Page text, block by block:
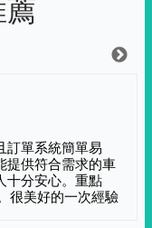
訂單系統簡單易
提供符合需求的車
十分安心。重點
很美好的一次經驗